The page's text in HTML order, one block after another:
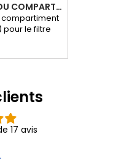
JOINT DU COMPARTIMENT POUR MÉDIA DE FILTRATION - FILTRE SERA FIL BIOACTIVE 250 AU 400+UV ET UVC-XTREME 800 OU 1200
compartiment
pour le filtre
Fil
250, 250+UV,
UVC-
17 avis